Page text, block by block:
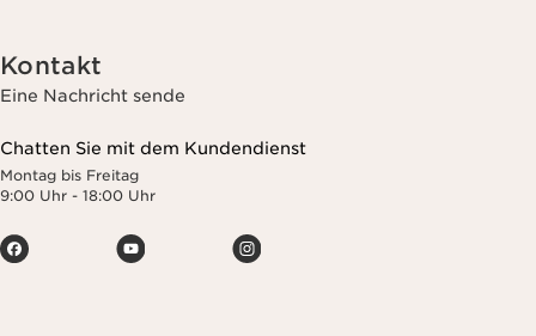
Kontakt
Eine Nachricht sende
Chatten Sie mit dem Kundendienst
Montag bis Freitag
9:00 Uhr - 18:00 Uhr